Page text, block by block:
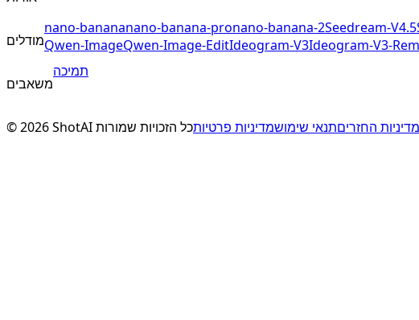
מודלים
nano-banananano-banana-pronano-banana-2Seedream-V4.5
Qwen-ImageQwen-Image-EditIdeogram-V3Ideogram-V3-
משאבים
תמיכה
©2026ShotAIכל הזכויות שמורותמדיניות פרטיותתנאי שימושמדיניות החזרים